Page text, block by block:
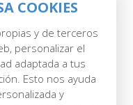
COOKIES
y de terceros
personalizar el
adaptada a tus
Esto nos ayuda
y
0 Comments